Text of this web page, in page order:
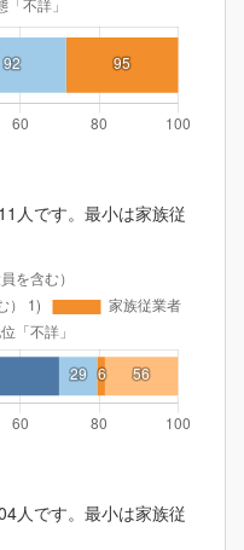
人です。最小は家族従
人です。最小は家族従